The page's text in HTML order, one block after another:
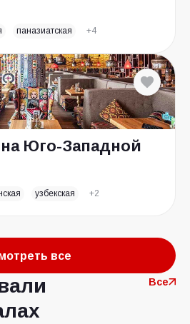
паназиатская +4
Юго-Западной
узбекская +2
все
Все